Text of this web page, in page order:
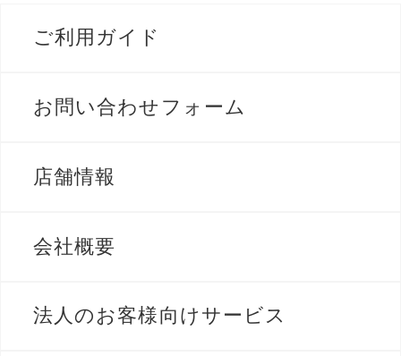
ご利用ガイド
お問い合わせフォーム
店舗情報
会社概要
法人のお客様向けサービス